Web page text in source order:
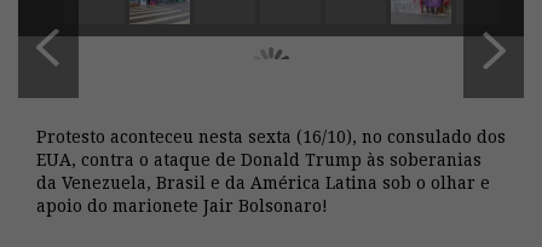
Protesto aconteceu nesta sexta (16/10), no consulado dos
EUA, contra o ataque de Donald Trump às soberanias
da Venezuela, Brasil e da América Latina sob o olhar e
apoio do marionete Jair Bolsonaro!